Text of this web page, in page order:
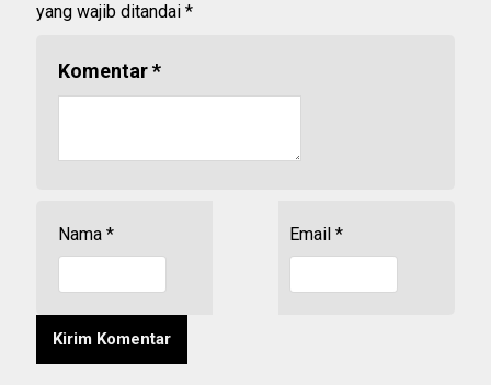
yang wajib ditandai *
Komentar*
Nama * Email *